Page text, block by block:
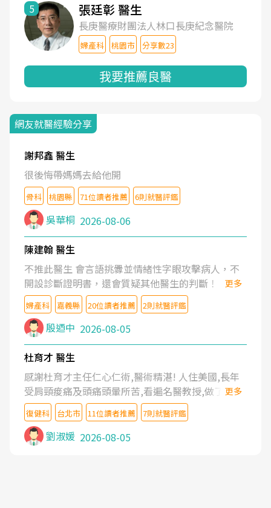
5 張廷彰 醫生
長庚醫療財團法人林口長庚紀念醫院
婦產科 桃園市 分享數23
我要推薦良醫
網友就醫經驗分享
謝邦鑫 醫生
很後悔帶媽媽去給他開
骨科 桃園縣 71位讀者推薦 6則就醫評鑑
吳華桐 2026-08-06
陳建翰 醫生
不推此醫生 會言語挑釁並情緒性字眼攻擊病人，不
開設診斷證明書，還會質疑其他醫生的判斷！
更多
婦產科 嘉義縣 20位讀者推薦 2則就醫評鑑
殷迺中 2026-08-05
杜育才 醫生
感謝杜育才主任仁心仁術,醫術精湛! 人住美國,長年
受肩頸痠痛及頭痛頭暈所苦,看遍名醫教授,做了各種
檢查,也嘗試過西醫打針,中醫針灸及物理徒手治療都
沒有用,後來連吃到嗎啡類止痛藥都效果有限,只是壓
症狀,沒多久就痛起來,多年失眠嚴重影響生活品質.
台灣親友介紹忠孝醫院杜育才主任是頸頭症候群專
更多
復健科 台北市 11位讀者推薦 7則就醫評鑑
劉淑媛 2026-08-05